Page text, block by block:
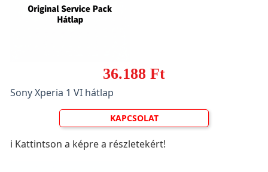
36.188 Ft
Sony Xperia 1 VI hátlap
KAPCSOLAT
ℹ️ Kattintson a képre a részletekért!